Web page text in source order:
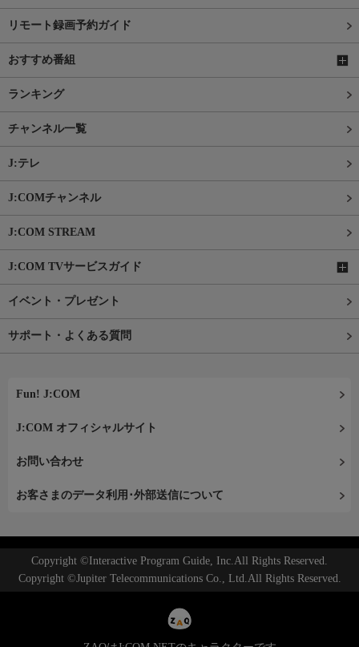
リモート録画予約ガイド
おすすめ番組
ランキング
チャンネル一覧
J:テレ
J:COMチャンネル
J:COM STREAM
J:COM TVサービスガイド
イベント・プレゼント
サポート・よくある質問
Fun! J:COM
J:COM オフィシャルサイト
お問い合わせ
お客さまのデータ利用･外部送信について
Copyright ©Interactive Program Guide, Inc.All Rights Reserved.
Copyright ©Jupiter Telecommunications Co., Ltd.All Rights Reserved.